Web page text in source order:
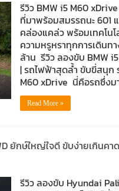
รีวิว BMW i5 M60
ที่มาพร้อมสมรรถนะ 601
คล่องแคล่ว พร้อมเทคโน
ความหรูหราทุกการเดินท
ล้าน รีวิว ลองขับ BMW
| รถไฟฟ้าสุดล้ำ ขับขี่สนุก
M60 xDrive นี่คือรถซึ่ง
Read More »
ยักษ์ใหญ่ใจดี ขับง่ายเกินค
รีวิว ลองขับ Hyundai